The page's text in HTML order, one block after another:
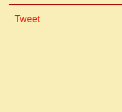
Tweet